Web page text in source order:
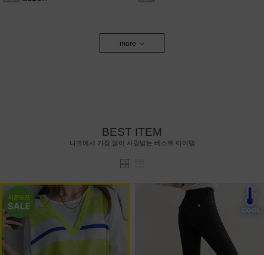
more
BEST ITEM
나크에서 가장 많이 사랑받는 베스트 아이템